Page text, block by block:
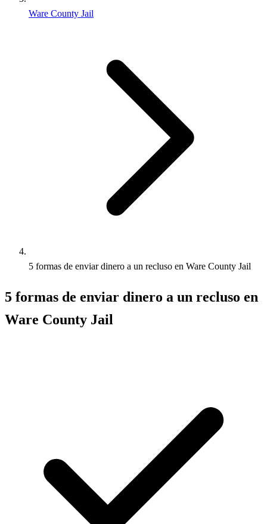
Ware County Jail
5 formas de enviar dinero a un recluso en Ware County Jail
5 formas de enviar dinero a un recluso en
Ware County Jail